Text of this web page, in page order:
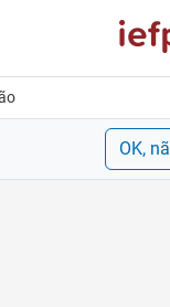
OK,